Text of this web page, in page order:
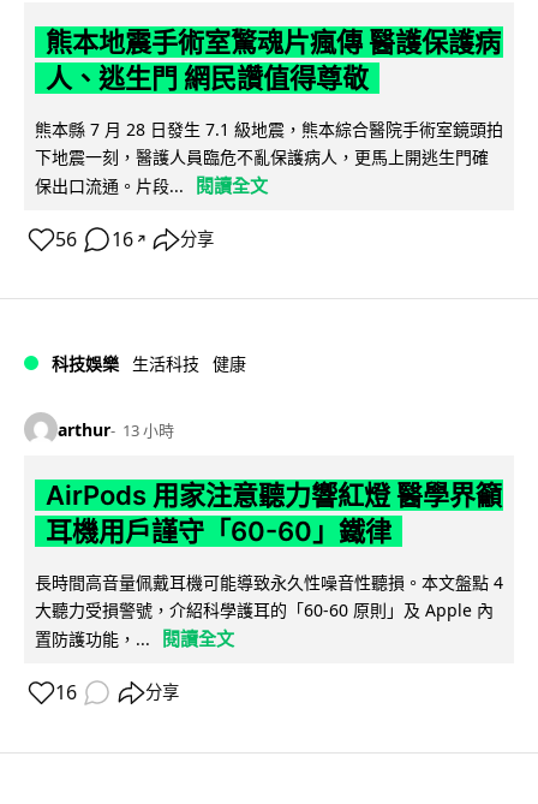
熊本地震手術室驚魂片瘋傳 醫護保護病
人、逃生門 網民讚值得尊敬
熊本縣 7 月 28 日發生 7.1 級地震，熊本綜合醫院手術室鏡頭拍
下地震一刻，醫護人員臨危不亂保護病人，更馬上開逃生門確
保出口流通。片段...
閱讀全文
56 16 ↗ 分享
科技娛樂 生活科技 健康
arthur 13 小時
AirPods 用家注意聽力響紅燈 醫學界籲
耳機用戶謹守「60-60」鐵律
長時間高音量佩戴耳機可能導致永久性噪音性聽損。本文盤點 4
大聽力受損警號，介紹科學護耳的「60-60 原則」及 Apple 內
置防護功能，...
閱讀全文
16 分享